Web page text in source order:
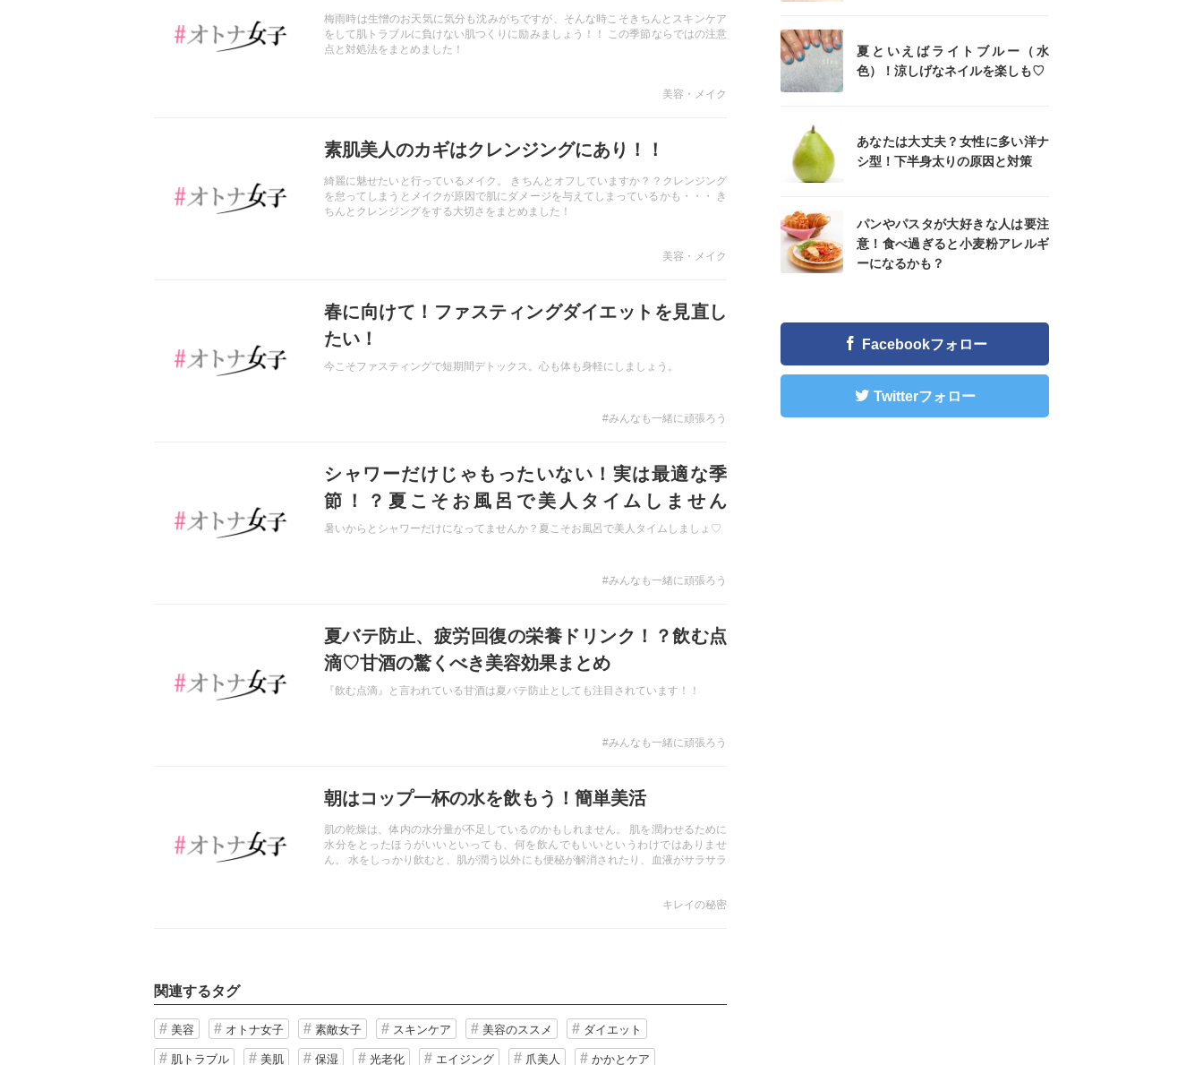
梅雨時は生憎のお天気に気分も沈みがちですが、そんな時こそきちんとスキンケア
をして肌トラブルに負けない肌つくりに励みましょう！！ この季節ならではの注意
点と対処法をまとめました！
美容・メイク
素肌美人のカギはクレンジングにあり！！
綺麗に魅せたいと行っているメイク。 きちんとオフしていますか？？クレンジング
を怠ってしまうとメイクが原因で肌にダメージを与えてしまっているかも・・・ き
ちんとクレンジングをする大切さをまとめました！
美容・メイク
春に向けて！ファスティングダイエットを見直し
たい！
今こそファスティングで短期間デトックス。心も体も身軽にしましょう。
#みんなも一緒に頑張ろう
シャワーだけじゃもったいない！実は最適な季
節！？夏こそお風呂で美人タイムしません
か・・・♡？？
暑いからとシャワーだけになってませんか？夏こそお風呂で美人タイムしましょ♡
#みんなも一緒に頑張ろう
夏バテ防止、疲労回復の栄養ドリンク！？飲む点
滴♡甘酒の驚くべき美容効果まとめ
『飲む点滴』と言われている甘酒は夏バテ防止としても注目されています！！
#みんなも一緒に頑張ろう
朝はコップ一杯の水を飲もう！簡単美活
肌の乾燥は、体内の水分量が不足しているのかもしれません。 肌を潤わせるために
水分をとったほうがいいといっても、何を飲んでもいいというわけではありませ
ん。 水をしっかり飲むと、肌が潤う以外にも便秘が解消されたり、血液がサラサラ
キレイの秘密
関連するタグ
美容 オトナ女子 素敵女子 スキンケア 美容のススメ ダイエット
肌トラブル 美肌 保湿 光老化 エイジング 爪美人 かかとケア
夏といえばライトブルー（水
色）！涼しげなネイルを楽しも♡
あなたは大丈夫？女性に多い洋ナ
シ型！下半身太りの原因と対策
パンやパスタが大好きな人は要注
意！食べ過ぎると小麦粉アレルギ
ーになるかも？
Facebookフォロー
Twitterフォロー